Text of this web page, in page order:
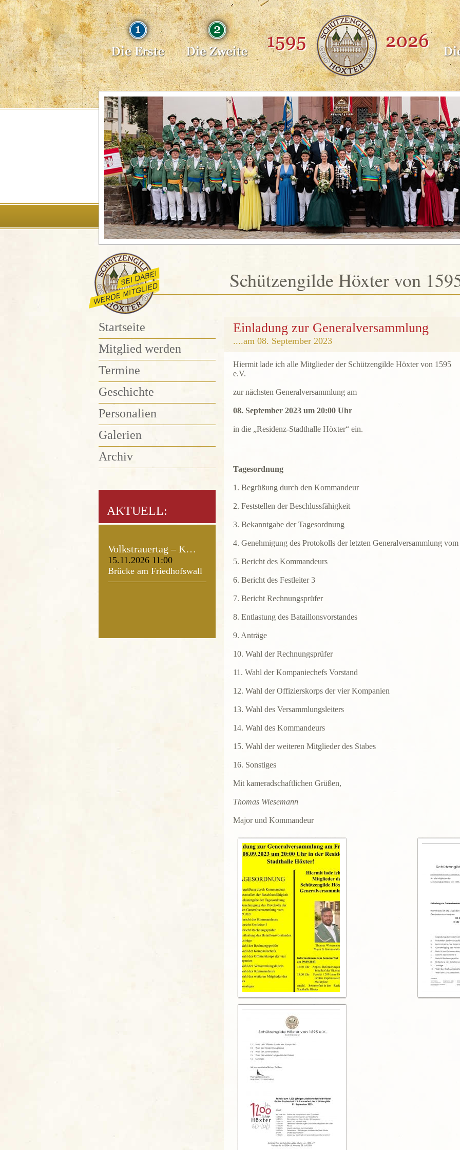
Schützengilde Höxter von
Startseite
Mitglied werden
Termine
Geschichte
Personalien
Galerien
Archiv
AKTUELL:
Volkstrauertag – K…
15.11.2026 11:00
Brücke am Friedhofswall
Einladung zur Generalversammlung
....am 08. September 2023
Hiermit lade ich alle Mitglieder der Schützengilde Höxter von 1595
e.V.
zur nächsten Generalversammlung am
08. September 2023 um 20:00 Uhr
in die „Residenz-Stadthalle Höxter“ ein.
Tagesordnung
1. Begrüßung durch den Kommandeur
2. Feststellen der Beschlussfähigkeit
3. Bekanntgabe der Tagesordnung
4. Genehmigung des Protokolls der letzten Generalversammlung
5. Bericht des Kommandeurs
6. Bericht des Festleiter 3
7. Bericht Rechnungsprüfer
8. Entlastung des Bataillonsvorstandes
9. Anträge
10. Wahl der Rechnungsprüfer
11. Wahl der Kompaniechefs Vorstand
12. Wahl der Offizierskorps der vier Kompanien
13. Wahl des Versammlungsleiters
14. Wahl des Kommandeurs
15. Wahl der weiteren Mitglieder des Stabes
16. Sonstiges
Mit kameradschaftlichen Grüßen,
Thomas Wiesemann
Major und Kommandeur